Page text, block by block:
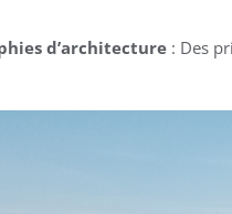
d’architecture: Des